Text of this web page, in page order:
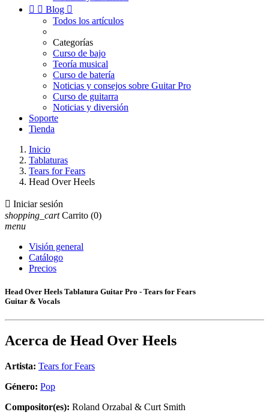
  Blog 
Todos los artículos
Categorías
Curso de bajo
Teoría musical
Curso de batería
Noticias y consejos sobre Guitar Pro
Curso de guitarra
Noticias y diversión
Soporte
Tienda
Inicio
Tablaturas
Tears for Fears
Head Over Heels
 Iniciar sesión
shopping_cart Carrito (0)
menu
Visión general
Catálogo
Precios
Head Over Heels Tablatura Guitar Pro - Tears for Fears
Guitar & Vocals
Acerca de Head Over Heels
Artista: Tears for Fears
Género: Pop
Compositor(es): Roland Orzabal & Curt Smith